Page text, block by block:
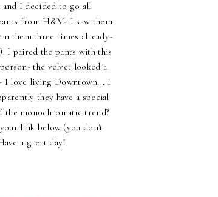
I decided to go all
from H&M- I saw them
them three times already-
I paired the pants with this
the velvet looked a
I love living Downtown... I
they have a special
the monochromatic trend?
link below (you don't
a great day!